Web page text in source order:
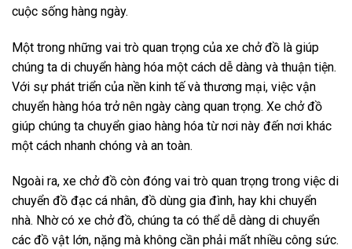
cuộc sống hàng ngày.
Một trong những vai trò quan trọng của xe chở đồ là giúp
chúng ta di chuyển hàng hóa một cách dễ dàng và thuận tiện.
Với sự phát triển của nền kinh tế và thương mại, việc vận
chuyển hàng hóa trở nên ngày càng quan trọng. Xe chở đồ
giúp chúng ta chuyển giao hàng hóa từ nơi này đến nơi khác
một cách nhanh chóng và an toàn.
Ngoài ra, xe chở đồ còn đóng vai trò quan trọng trong việc di
chuyển đồ đạc cá nhân, đồ dùng gia đình, hay khi chuyển
nhà. Nhờ có xe chở đồ, chúng ta có thể dễ dàng di chuyển
các đồ vật lớn, nặng mà không cần phải mất nhiều công sức.